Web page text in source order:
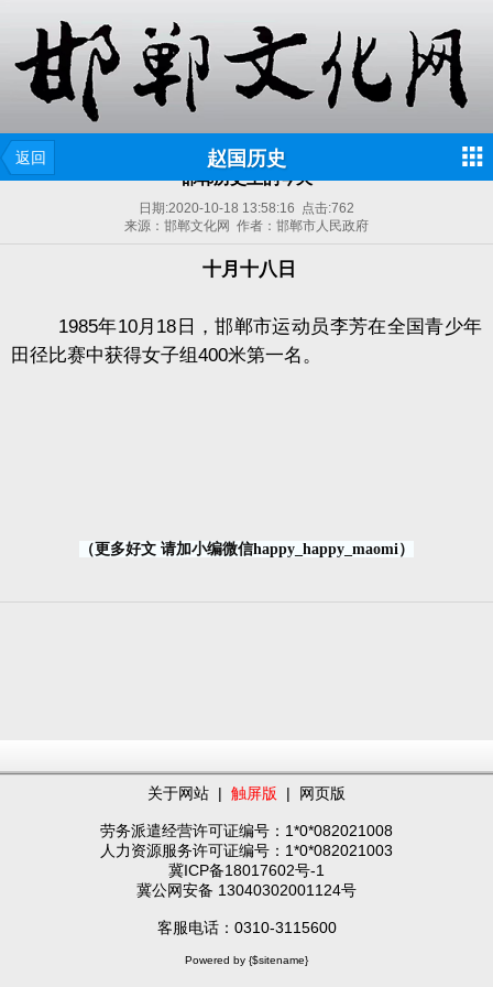
返回 赵国历史
邯郸历史上的今天
日期:2020-10-18 13:58:16 点击:762
来源：邯郸文化网 作者：邯郸市人民政府
十月十八日
1985年10月18日，邯郸市运动员李芳在全国青少年
田径比赛中获得女子组400米第一名。
（更多好文 请加小编微信happy_happy_maomi）
关于网站 | 触屏版 | 网页版
劳务派遣经营许可证编号：1*0*082021008
人力资源服务许可证编号：1*0*082021003
冀ICP备18017602号-1
冀公网安备 13040302001124号
客服电话：0310-3115600
Powered by {$sitename}